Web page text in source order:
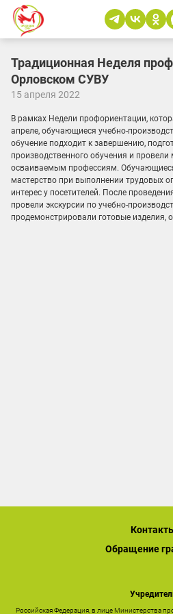
Традиционная Неделя
Орловском СУВУ
15 апреля 2022
В рамках Недели профориентации,
апреле, обучающиеся учебно-
обучение подходит к завершению,
производственного обучения и провели
осваиваемым профессиям.
мастерство при выполнении трудовых
интерес у посетителей. После
провели экскурсии по учебно-
продемонстрировали готовые изделия,
Обращение
Российская Федерация, в лице Министерства